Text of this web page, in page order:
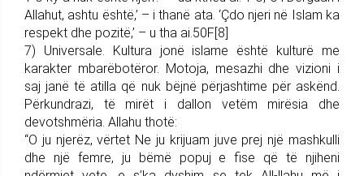
Allahut, ashtu është,’ – i thanë ata. ‘Çdo njeri në Islam ka
respekt dhe pozitë,’ – u tha ai.50F[8]
7) Universale. Kultura jonë islame është kulturë me
karakter mbarëbotëror. Motoja, mesazhi dhe vizioni i
saj janë të atilla që nuk bëjnë përjashtime për askënd.
Përkundrazi, të mirët i dallon vetëm mirësia dhe
devotshmëria. Allahu thotë:
“O ju njerëz, vërtet Ne ju krijuam juve prej një mashkulli
dhe një femre, ju bëmë popuj e fise që të njiheni